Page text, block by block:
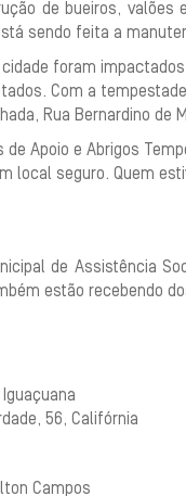
de bueiros,
sendo feita a
foram
Com a
Rua Bernardino de
de Apoio e Abrigos
local seguro. Quem
de Assistência
estão recebendo
56, Califórnia
Campos